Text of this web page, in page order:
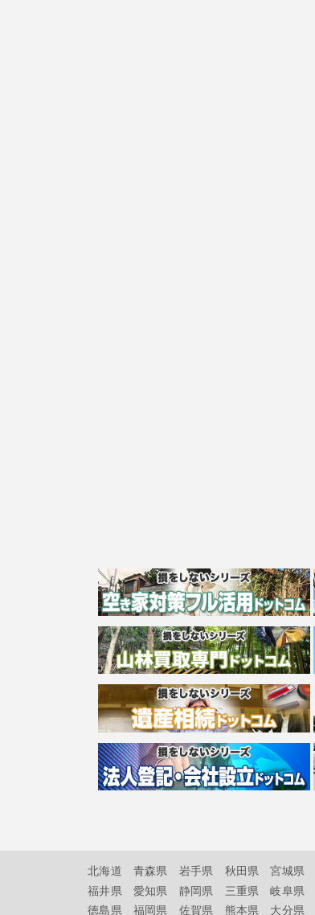
北海道 青森県 岩手県 秋田県 宮城県
福井県
愛知県 静岡県 三重県 岐阜県
徳島県
福岡県 佐賀県 熊本県 大分県